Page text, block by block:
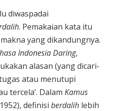
diwaspadai
. Pemakaian kata itu
yang dikandungnya.
Indonesia Daring,
alasan (yang dicari-
atau menutupi
tercela’. Dalam Kamus
definisi berdalih lebih